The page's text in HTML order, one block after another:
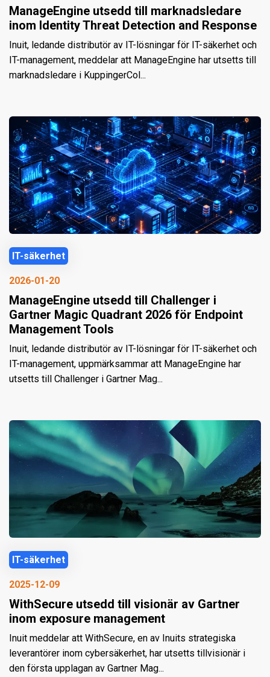
ManageEngine utsedd till marknadsledare
inom Identity Threat Detection and Response
Inuit, ledande distributör av IT-lösningar för IT-säkerhet och
IT-management, meddelar att ManageEngine har utsetts till
marknadsledare i KuppingerCol...
IT-säkerhet
2026-01-20
ManageEngine utsedd till Challenger i
Gartner Magic Quadrant 2026 för Endpoint
Management Tools
Inuit, ledande distributör av IT-lösningar för IT-säkerhet och
IT-management, uppmärksammar att ManageEngine har
utsetts till Challenger i Gartner Mag...
IT-säkerhet
2025-12-09
WithSecure utsedd till visionär av Gartner
inom exposure management
Inuit meddelar att WithSecure, en av Inuits strategiska
leverantörer inom cybersäkerhet, har utsetts tillvisionär i
den första upplagan av Gartner Mag...